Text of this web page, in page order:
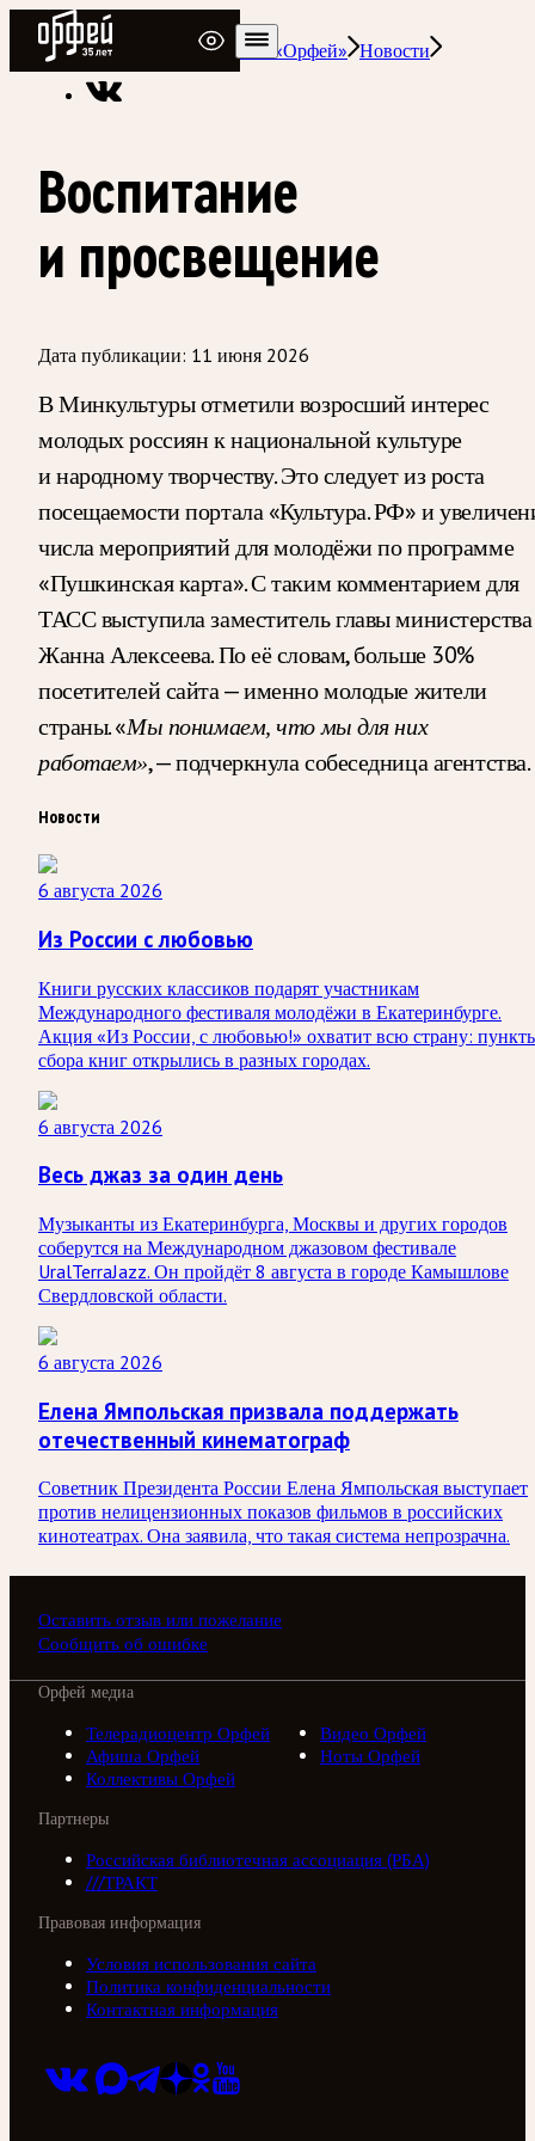
Радио Орфей
Радио классической музыки «Орфей» Новости
Воспитание
и просвещение
Дата публикации: 11 июня 2026
В Минкультуры отметили возросший интерес
молодых россиян к национальной культуре
и народному творчеству. Это следует из роста
посещаемости портала «Культура. РФ» и
числа мероприятий для молодёжи по программе
«Пушкинская карта». С таким комментарием для
ТАСС выступила заместитель главы министерства
Жанна Алексеева. По её словам, больше 30%
посетителей сайта — именно молодые жители
страны. «Мы понимаем, что мы для них
работаем», — подчеркнула собеседница агентства.
Новости
6 августа 2026
Из России с любовью
Книги русских классиков подарят участникам
Международного фестиваля молодёжи в Екатеринбурге.
Акция «Из России, с любовью!» охватит всю страну:
сбора книг открылись в разных городах.
6 августа 2026
Весь джаз за один день
Музыканты из Екатеринбурга, Москвы и других городов
соберутся на Международном джазовом фестивале
UralTerraJazz. Он пройдёт 8 августа в городе Камышлове
Свердловской области.
6 августа 2026
Елена Ямпольская призвала поддержать
отечественный кинематограф
Советник Президента России Елена Ямпольская выступает
против нелицензионных показов фильмов в российских
кинотеатрах. Она заявила, что такая система непрозрачна.
Оставить отзыв или пожелание
Сообщить об ошибке
Орфей медиа
Телерадиоцентр Орфей
Видео Орфей
Афиша Орфей
Ноты Орфей
Коллективы Орфей
Партнеры
Российская библиотечная ассоциация (РБА)
///ТРАКТ
Правовая информация
Условия использования сайта
Политика конфиденциальности
Контактная информация